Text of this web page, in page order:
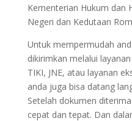
Kementerian Hukum dan
Negeri dan Kedutaan
Untuk mempermudah
dikirimkan melalui
TIKI, JNE, atau layanan
anda juga bisa datang
Setelah dokumen
cepat dan tepat. Dan